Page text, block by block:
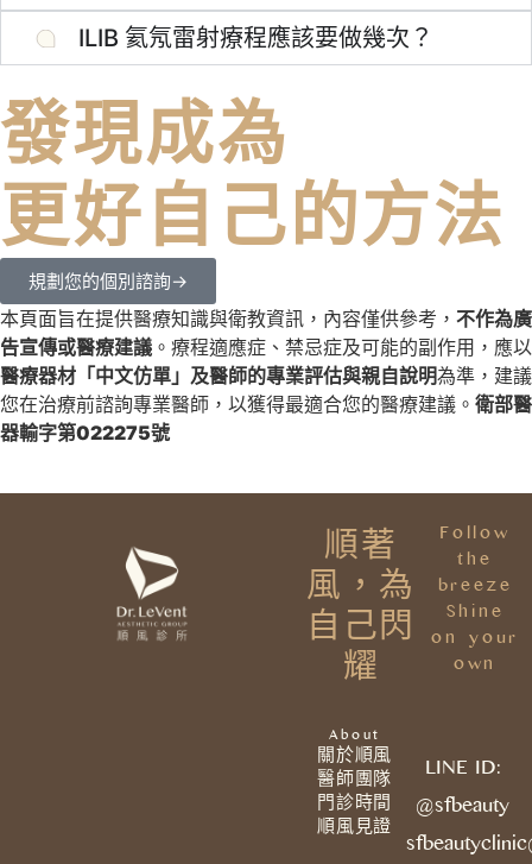
ILIB 氦氖雷射療程應該要做幾次？
發現成為
更好自己的方法
規劃您的個別諮詢→
本頁面旨在提供醫療知識與衛教資訊，內容僅供參考， 不作為廣
告宣傳或醫療建議 。療程適應症、禁忌症及可能的副作用，應以
醫療器材「中文仿單」及醫師的專業評估與親自說明為準，建議
您在治療前諮詢專業醫師，以獲得最適合您的醫療建議。 衛部醫
器輸字第022275號
順著
風，為
自己閃
耀
Follow
the
breeze
Shine
on your
own
About
關於順風
醫師團隊
門診時間
順風見證
LINE ID:
@sfbeauty